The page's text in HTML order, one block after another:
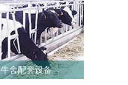
牛舍配套设备